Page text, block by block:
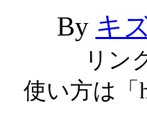
By キ
リン
使い方は「